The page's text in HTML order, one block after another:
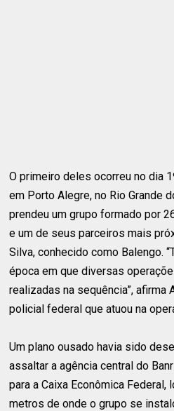
O primeiro deles ocorreu no dia
em Porto Alegre, no Rio Grande
prendeu um grupo formado por
e um de seus parceiros mais
Silva, conhecido como Balengo.
época em que diversas
realizadas na sequência”, afirma
policial federal que atuou na
Um plano ousado havia sido
assaltar a agência central do
para a Caixa Econômica Federal,
metros de onde o grupo se